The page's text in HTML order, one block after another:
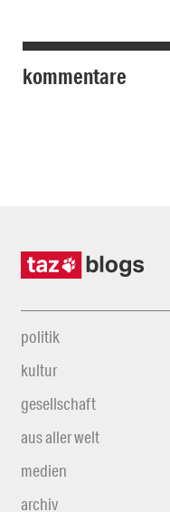
kommentare
politik
kultur
gesellschaft
aus aller welt
medien
archiv